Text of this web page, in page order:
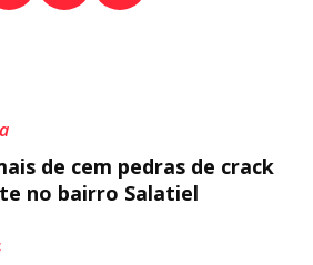
de cem pedras de crack
no bairro Salatiel